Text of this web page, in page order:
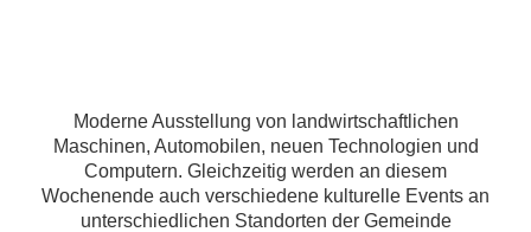
Moderne Ausstellung von landwirtschaftlichen
Maschinen, Automobilen, neuen Technologien und
Computern. Gleichzeitig werden an diesem
Wochenende auch verschiedene kulturelle Events an
unterschiedlichen Standorten der Gemeinde